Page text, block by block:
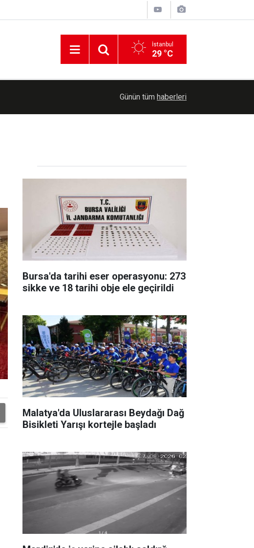
İstanbul
29 °C
projesini engelledi
Günün tüm haberleri
Bursa'da tarihi eser operasyonu: 273
sikke ve 18 tarihi obje ele geçirildi
Malatya'da Uluslararası Beydağı Dağ
Bisikleti Yarışı kortejle başladı